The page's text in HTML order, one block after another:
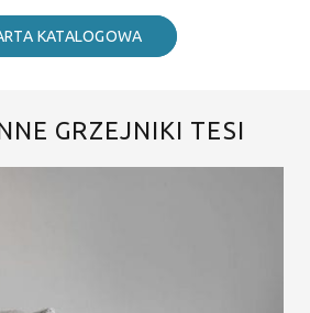
KATALOGOWA
GRZEJNIKI TESI